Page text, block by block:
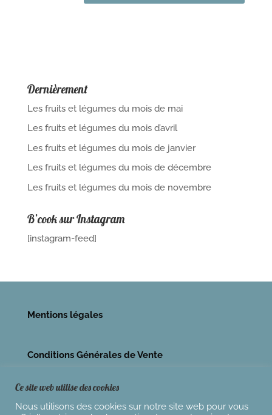
Dernièrement
Les fruits et légumes du mois de mai
Les fruits et légumes du mois d’avril
Les fruits et légumes du mois de janvier
Les fruits et légumes du mois de décembre
Les fruits et légumes du mois de novembre
B’cook sur Instagram
[instagram-feed]
Mentions légales
Conditions Générales de Vente
Ce site web utilise des cookies
Nous utilisons des cookies sur notre site web pour vous